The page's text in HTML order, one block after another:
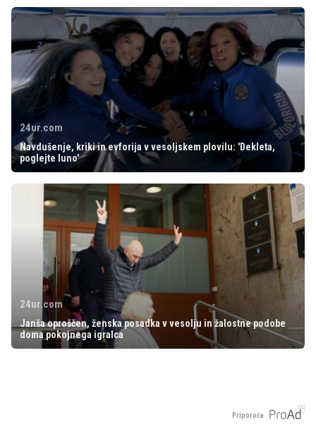
24ur.com
Navdušenje, kriki in evforija v vesoljskem plovilu: 'Dekleta,
poglejte luno'
24ur.com
Janša oproščen, ženska posadka v vesolju in žalostne podobe
doma pokojnega igralca
Priporoča